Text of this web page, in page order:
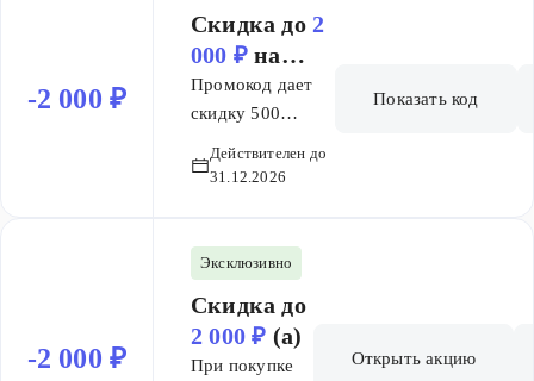
-2 000 ₽
Скидка до2
000 ₽на
заказ от 3
000 ₽
Промокод дает
скидку 500
покупке от 3000,
рублей, скидку
2000 рублей при
покупке от 10000
рублей.
Распространяется
Действителен до
31.12.2026
Показать код
-2 000 ₽
Эксклюзивно
​Скидка до
2 000 ₽ (а)
При покупке
Открыть акцию